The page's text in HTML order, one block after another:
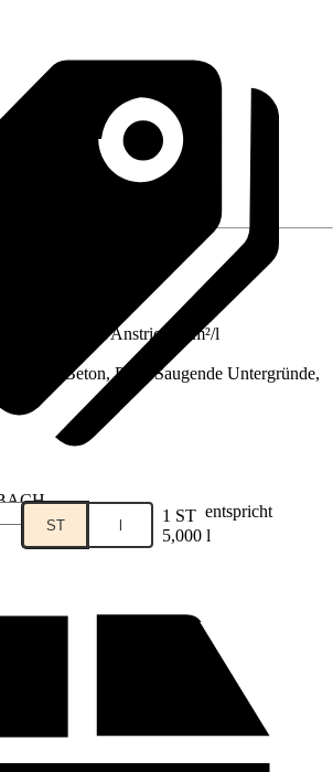
einmaligem Anstrich
8 m²/l
Beton, Putz, Saugende Untergründe,
ST l 1 ST entspricht
5,000 l